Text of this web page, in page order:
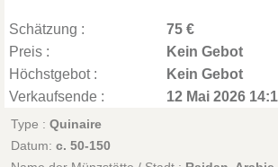
Schätzung :
75 €
Preis :
Kein Gebot
Höchstgebot :
Kein Gebot
Verkaufsende :
12 Mai 2026
Type : Quinaire
Datum: c. 50-150